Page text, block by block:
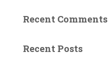
Recent Comments
Recent Posts